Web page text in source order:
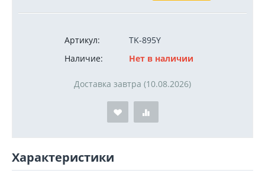
Артикул:
TK-895Y
Наличие:
Нет в наличии
Доставка завтра (10.08.2026)
Характеристики